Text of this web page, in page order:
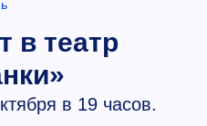
в театр
в 19 часов.